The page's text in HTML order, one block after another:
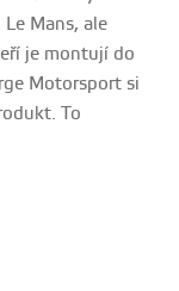
Mans, ale
je montují do
Motorsport si
To